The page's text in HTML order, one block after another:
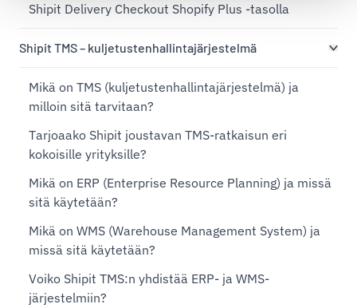
Shipit Delivery Checkout Shopify Plus -tasolla
Shipit TMS – kuljetustenhallintajärjestelmä
Mikä on TMS (kuljetustenhallintajärjestelmä) ja
milloin sitä tarvitaan?
Tarjoaako Shipit joustavan TMS-ratkaisun eri
kokoisille yrityksille?
Mikä on ERP (Enterprise Resource Planning) ja missä
sitä käytetään?
Mikä on WMS (Warehouse Management System) ja
missä sitä käytetään?
Voiko Shipit TMS:n yhdistää ERP- ja WMS-
järjestelmiin?